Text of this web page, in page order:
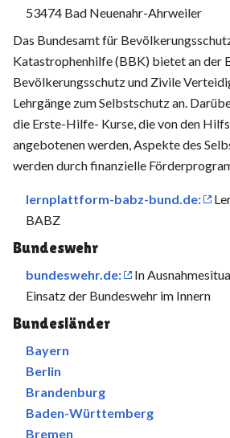
53474 Bad Neuenahr-Ahrweiler
Das Bundesamt für
Katastrophenhilfe (BBK) bietet an der
Bevölkerungsschutz und Zivile
Lehrgänge zum Selbstschutz an.
die Erste-Hilfe- Kurse, die von den
angebotenen werden, Aspekte des
werden durch finanzielle
lernplattform-babz-bund.de:
BABZ
Bundeswehr
bundeswehr.de:
In
Einsatz der Bundeswehr im Innern
Bundesländer
Bayern
Berlin
Brandenburg
Baden-Württemberg
Bremen